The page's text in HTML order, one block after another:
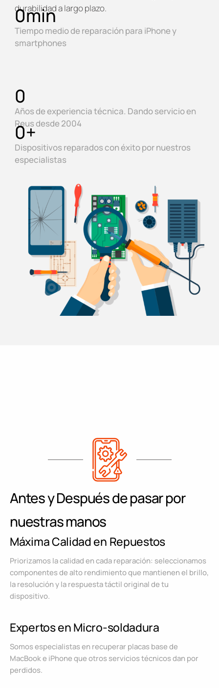
durabilidad a largo plazo.
Tiempo medio de reparación para iPhone y
smartphones
0min
Años de experiencia técnica. Dando servicio en
Reus desde 2004
0
Dispositivos reparados con éxito por nuestros
especialistas
0+
Antes y Después de pasar por
nuestras manos
Máxima Calidad en Repuestos
Priorizamos la calidad en cada reparación: seleccionamos
componentes de alto rendimiento que mantienen el brillo,
la resolución y la respuesta táctil original de tu
dispositivo.
Expertos en Micro-soldadura
Somos especialistas en recuperar placas base de
MacBook e iPhone que otros servicios técnicos dan por
perdidos.